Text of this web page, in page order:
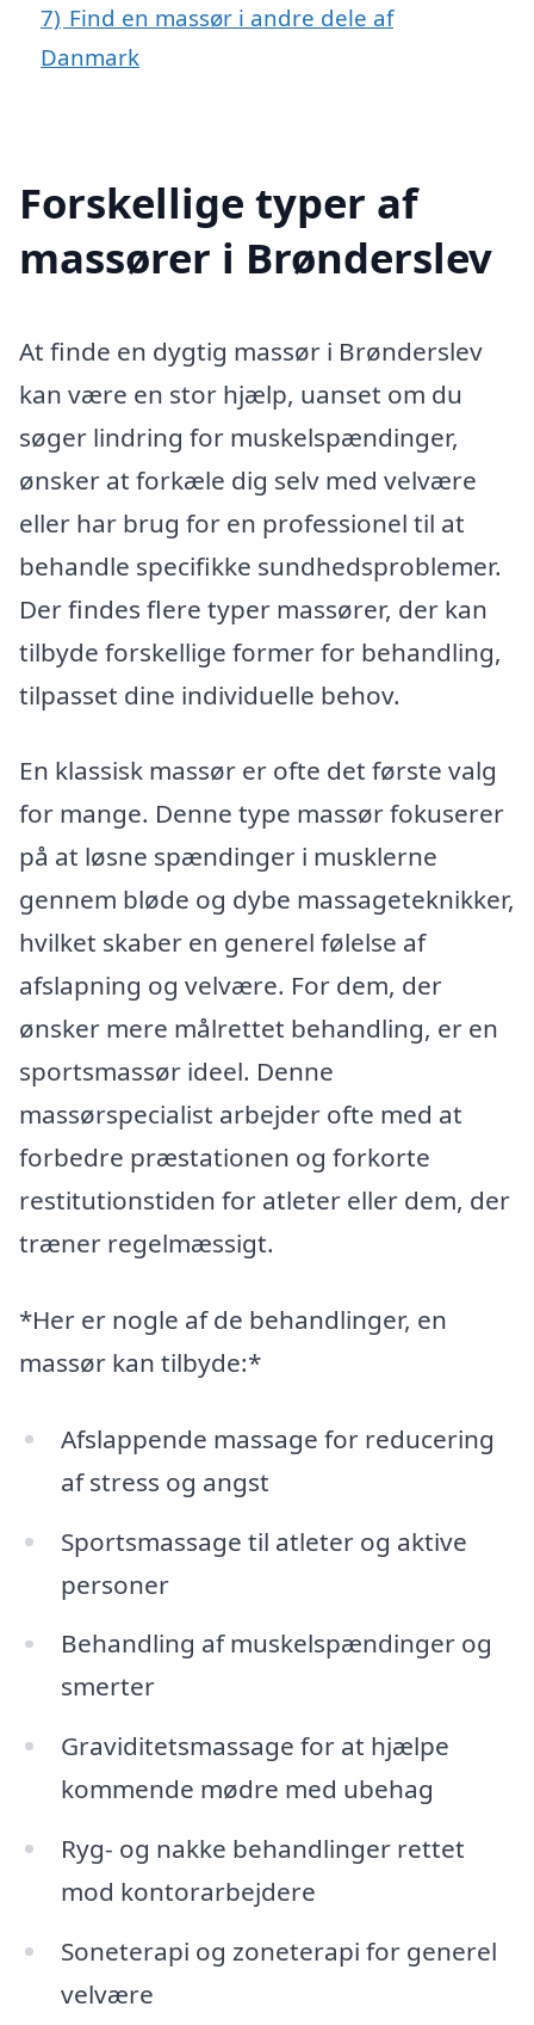
7) Find en massør i andre dele af
Danmark
Forskellige typer af
massører i Brønderslev
At finde en dygtig massør i Brønderslev
kan være en stor hjælp, uanset om du
søger lindring for muskelspændinger,
ønsker at forkæle dig selv med velvære
eller har brug for en professionel til at
behandle specifikke sundhedsproblemer.
Der findes flere typer massører, der kan
tilbyde forskellige former for behandling,
tilpasset dine individuelle behov.
En klassisk massør er ofte det første valg
for mange. Denne type massør fokuserer
på at løsne spændinger i musklerne
gennem bløde og dybe massageteknikker,
hvilket skaber en generel følelse af
afslapning og velvære. For dem, der
ønsker mere målrettet behandling, er en
sportsmassør ideel. Denne
massørspecialist arbejder ofte med at
forbedre præstationen og forkorte
restitutionstiden for atleter eller dem, der
træner regelmæssigt.
*Her er nogle af de behandlinger, en
massør kan tilbyde:*
Afslappende massage for reducering
af stress og angst
Sportsmassage til atleter og aktive
personer
Behandling af muskelspændinger og
smerter
Graviditetsmassage for at hjælpe
kommende mødre med ubehag
Ryg- og nakke behandlinger rettet
mod kontorarbejdere
Soneterapi og zoneterapi for generel
velvære